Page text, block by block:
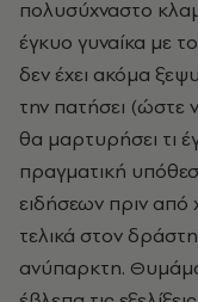
πολυσύχναστο
έγκυο γυναίκα με
δεν έχει ακόμα
την πατήσει (ώστε
θα μαρτυρήσει τι
πραγματική
ειδήσεων πριν από
τελικά στον
ανύπαρκτη.